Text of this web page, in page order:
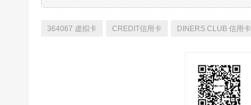
364067 虚拟卡 CREDIT信用卡 DINERS CLUB 信用卡